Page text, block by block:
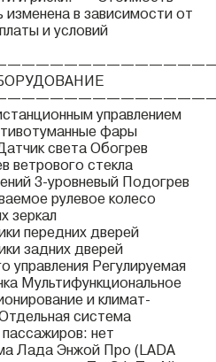
в зависимости от
и условий
управлением
фары
света Обогрев
ветрового стекла
3-уровневый Подогрев
рулевое колесо
зеркал
передних дверей
задних дверей
управления Регулируемая
Мультифункциональное
и климат-
система
нет
Лада Энжой Про (LADA